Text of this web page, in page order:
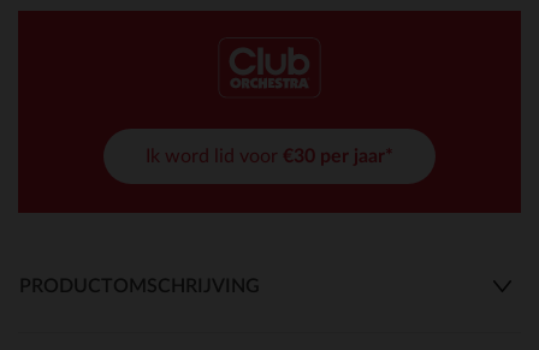
Ik word lid voor €30 per jaar*
PRODUCTOMSCHRIJVING